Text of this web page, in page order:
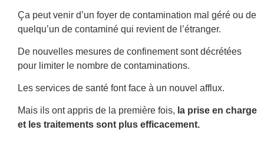
Ça peut venir d’un foyer de contamination mal géré ou de
quelqu’un de contaminé qui revient de l’étranger.
De nouvelles mesures de confinement sont décrétées
pour limiter le nombre de contaminations.
Les services de santé font face à un nouvel afflux.
Mais ils ont appris de la première fois, la prise en charge
et les traitements sont plus efficacement.